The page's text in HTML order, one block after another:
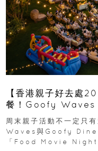
【香港親子好去處
餐！Goofy
外影院逢週末登場
周末親子活動不一定只
Waves與Goofy
「Food Movie